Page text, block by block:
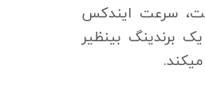
سرعت ایندکس
یک برندینگ بینظیر